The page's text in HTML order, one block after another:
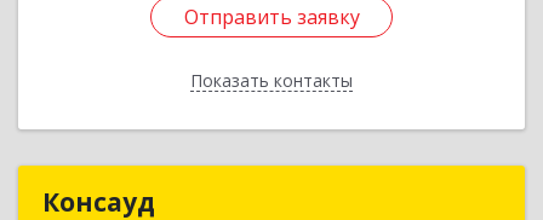
Отправить заявку
Показать контакты
Отправить заявку
Назад
Консауд